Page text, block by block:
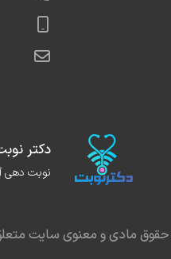
دکتر
نوبت دهی
مادی و معنوی سایت